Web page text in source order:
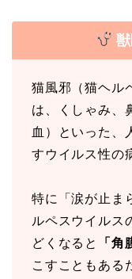
猫風邪（猫ヘル
は、くしゃみ、
血）といった、
すウイルス性の
特に「涙が止ま
ルペスウイルス
どくなると
「角
こすこともある